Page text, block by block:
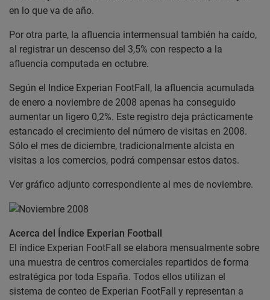
en lo que va de año.
Por otra parte, la afluencia intermensual también ha caído,
al registrar un descenso del 3,5% con respecto a la
afluencia computada en octubre.
Según el Indice Experian FootFall, la afluencia acumulada
de enero a noviembre de 2008 apenas ha conseguido
aumentar un ligero 0,2%. Este registro deja prácticamente
estancado el crecimiento del número de visitas en 2008.
Sólo el mes de diciembre, tradicionalmente alcista en
visitas a los comercios, podrá compensar estos datos.
Ver gráfico adjunto correspondiente al mes de noviembre.
Acerca del Índice Experian Football
El índice Experian FootFall se elabora mensualmente sobre
una muestra de centros comerciales repartidos de forma
estratégica por toda España. Todos ellos utilizan el
sistema de conteo de Experian FootFall y representan a